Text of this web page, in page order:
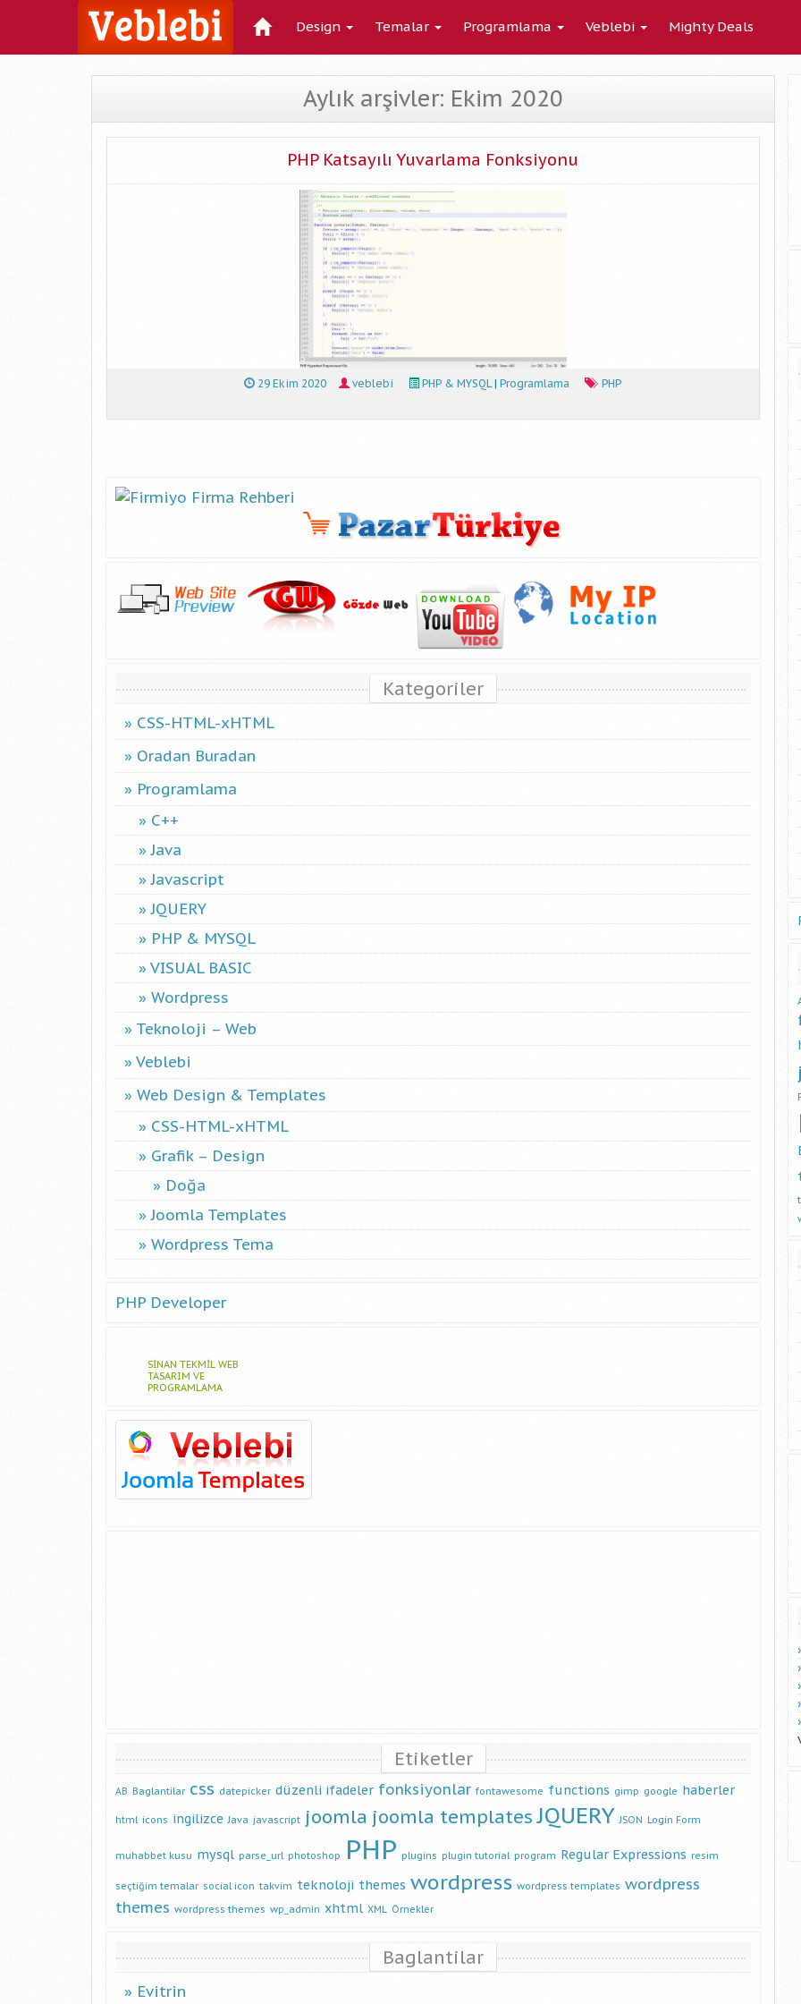
Design Temalar Programlama Veblebi Mighty Deals
Aylık arşivler: Ekim 2020
PHP Katsayılı Yuvarlama Fonksiyonu
29 Ekim 2020 veblebi PHP & MYSQL| Programlama PHP
Kategoriler
CSS-HTML-xHTML
Oradan Buradan
Programlama
C++
Java
Javascript
JQUERY
PHP & MYSQL
VISUAL BASIC
Wordpress
Teknoloji – Web
Veblebi
Web Design & Templates
CSS-HTML-xHTML
Grafik – Design
Doğa
Joomla Templates
Wordpress Tema
PHP Developer
SINAN TEKMIL WEB
TASARIM VE
PROGRAMLAMA
Etiketler
AB Baglantilar css datepicker düzenli ifadeler fonksiyonlar fontawesome functions gimp google haberler
html icons ingilizce Java javascript joomla joomla templates JQUERY JSON Login Form
muhabbet kusu mysql parse_url photoshop PHP plugins plugin tutorial program Regular Expressions resim
seçtiğim temalar social icon takvim teknoloji themes wordpress wordpress templates wordpress
themes wordpress themes wp_admin xhtml XML Örnekler
Baglantilar
Evitrin